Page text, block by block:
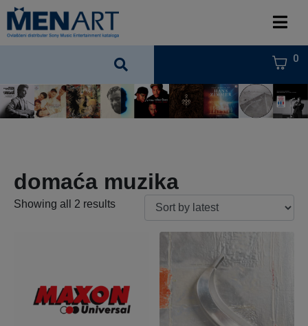
0
domaća muzika
Showing all 2 results